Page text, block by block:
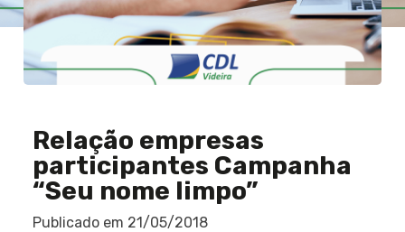
Relação empresas
participantes Campanha
“Seu nome limpo”
Publicado em 21/05/2018